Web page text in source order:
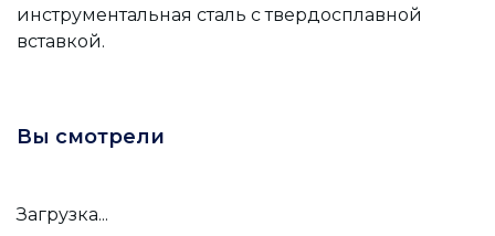
инструментальная сталь с твердосплавной
вставкой.
Вы смотрели
Загрузка...